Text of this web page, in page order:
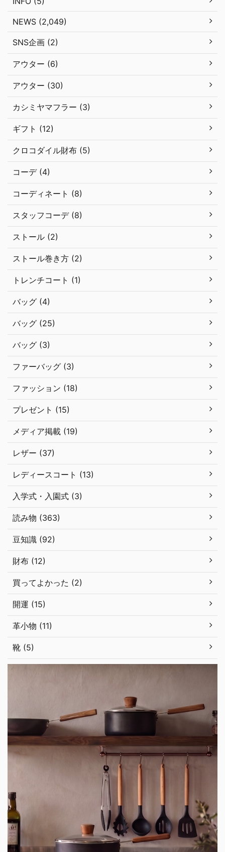
NEWS (2,049)
SNS企画 (2)
アウター (6)
アウター (30)
カシミヤマフラー (3)
ギフト (12)
クロコダイル財布 (5)
コーデ (4)
コーディネート (8)
スタッフコーデ (8)
ストール (2)
ストール巻き方 (2)
トレンチコート (1)
バッグ (4)
バッグ (25)
バッグ (3)
ファーバッグ (3)
ファッション (18)
プレゼント (15)
メディア掲載 (19)
レザー (37)
レディースコート (13)
入学式・入園式 (3)
読み物 (363)
豆知識 (92)
財布 (12)
買ってよかった (2)
開運 (15)
革小物 (11)
靴 (5)